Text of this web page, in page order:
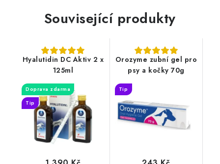
Související produkty
Hyalutidin DC Aktiv 2 x
125ml
Doprava zdarma
Tip
Orozyme zubní gel pro
psy a kočky 70g
Tip